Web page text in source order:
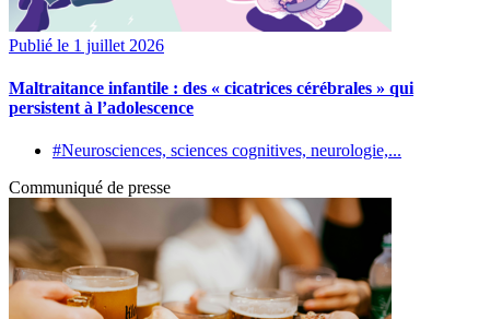
Publié le 1 juillet 2026
Maltraitance infantile : des « cicatrices cérébrales » qui
persistent à l’adolescence
#Neurosciences, sciences cognitives, neurologie,...
Communiqué de presse